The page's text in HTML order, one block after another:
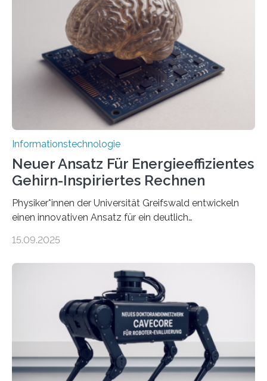
Lösung zur Erzeugung von Emotionen für realistische
Avatare. Gen-AIvatar entwickelt innovative und
kosteneffiziente Methoden, um lebensechte Avatare zu
erstellen. „Besonders wichtig ist uns eine ganzheitliche
Animation, bei der Stimme, Körperbewegung, Gestik
und Mimik im Einklang sind…
Informationstechnologie
Neuer Ansatz Für Energieeffizientes
Gehirn-Inspiriertes Rechnen
Physiker*innen der Universität Greifswald entwickeln
einen innovativen Ansatz für ein deutlich
Lösungsweg ist inspiriert vom menschlichen Gehirn. Die
stellt die heutige Computertechnik vor
Herausforderungen. Herkömmliche Silizium-
Prozessoren stoßen an ihre Grenzen: Sie verbrauchen
viel Energie, die Speicher- und Verarbeitungseinheiten
sind voneinander getrennt und die Datenübertragung
bremst komplexe Anwendungen aus. Da KI-Modelle
immer größer werden und riesige Datenmengen
verarbeiten müssen, steigt der Bedarf an neuen
15.09.2025